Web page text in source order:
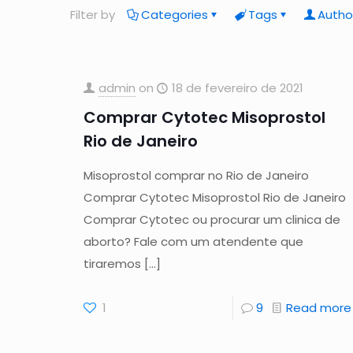
Filter by Categories Tags
admin on 18 de fevereiro de 2021
Comprar Cytotec Misoprostol
Rio de Janeiro
Misoprostol comprar no Rio de Janeiro
Comprar Cytotec Misoprostol Rio de Janeiro
Comprar Cytotec ou procurar um clinica de
aborto? Fale com um atendente que
tiraremos […]
1 9 Read more